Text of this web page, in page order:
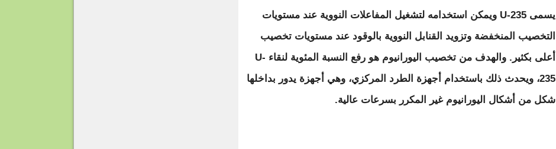
يسمى U-235 ويمكن استخدامه لتشغيل المفاعلات النووية عند مستويات
التخصيب المنخفضة وتزويد القنابل النووية بالوقود عند مستويات تخصيب
أعلى بكثير. والهدف من تخصيب اليورانيوم هو رفع النسبة المئوية لنقاء U-
235، ويحدث ذلك باستخدام أجهزة الطرد المركزي، وهي أجهزة يدور بداخلها
شكل من أشكال اليورانيوم غير المكرر بسرعات عالية.